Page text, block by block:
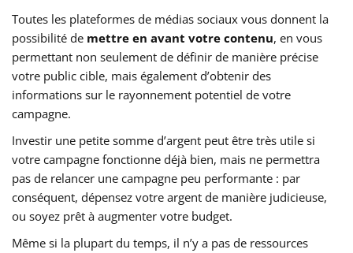
Toutes les plateformes de médias sociaux vous donnent la
possibilité de mettre en avant votre contenu, en vous
permettant non seulement de définir de manière précise
votre public cible, mais également d’obtenir des
informations sur le rayonnement potentiel de votre
campagne.
Investir une petite somme d’argent peut être très utile si
votre campagne fonctionne déjà bien, mais ne permettra
pas de relancer une campagne peu performante : par
conséquent, dépensez votre argent de manière judicieuse,
ou soyez prêt à augmenter votre budget.
Même si la plupart du temps, il n’y a pas de ressources